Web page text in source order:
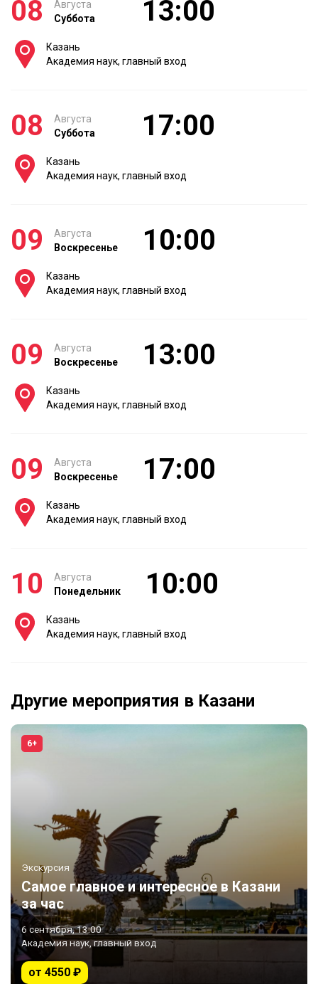
08
Августа
Суббота
13:00
Казань
Академия наук, главный вход
08
Августа
Суббота
17:00
Казань
Академия наук, главный вход
09
Августа
Воскресенье
10:00
Казань
Академия наук, главный вход
09
Августа
Воскресенье
13:00
Казань
Академия наук, главный вход
09
Августа
Воскресенье
17:00
Казань
Академия наук, главный вход
10
Августа
Понедельник
10:00
Казань
Академия наук, главный вход
Другие мероприятия в Казани
6+
Экскурсия
Самое главное и интересное в Казани
за час
6 сентября, 13:00
Академия наук, главный вход
от 4550 ₽